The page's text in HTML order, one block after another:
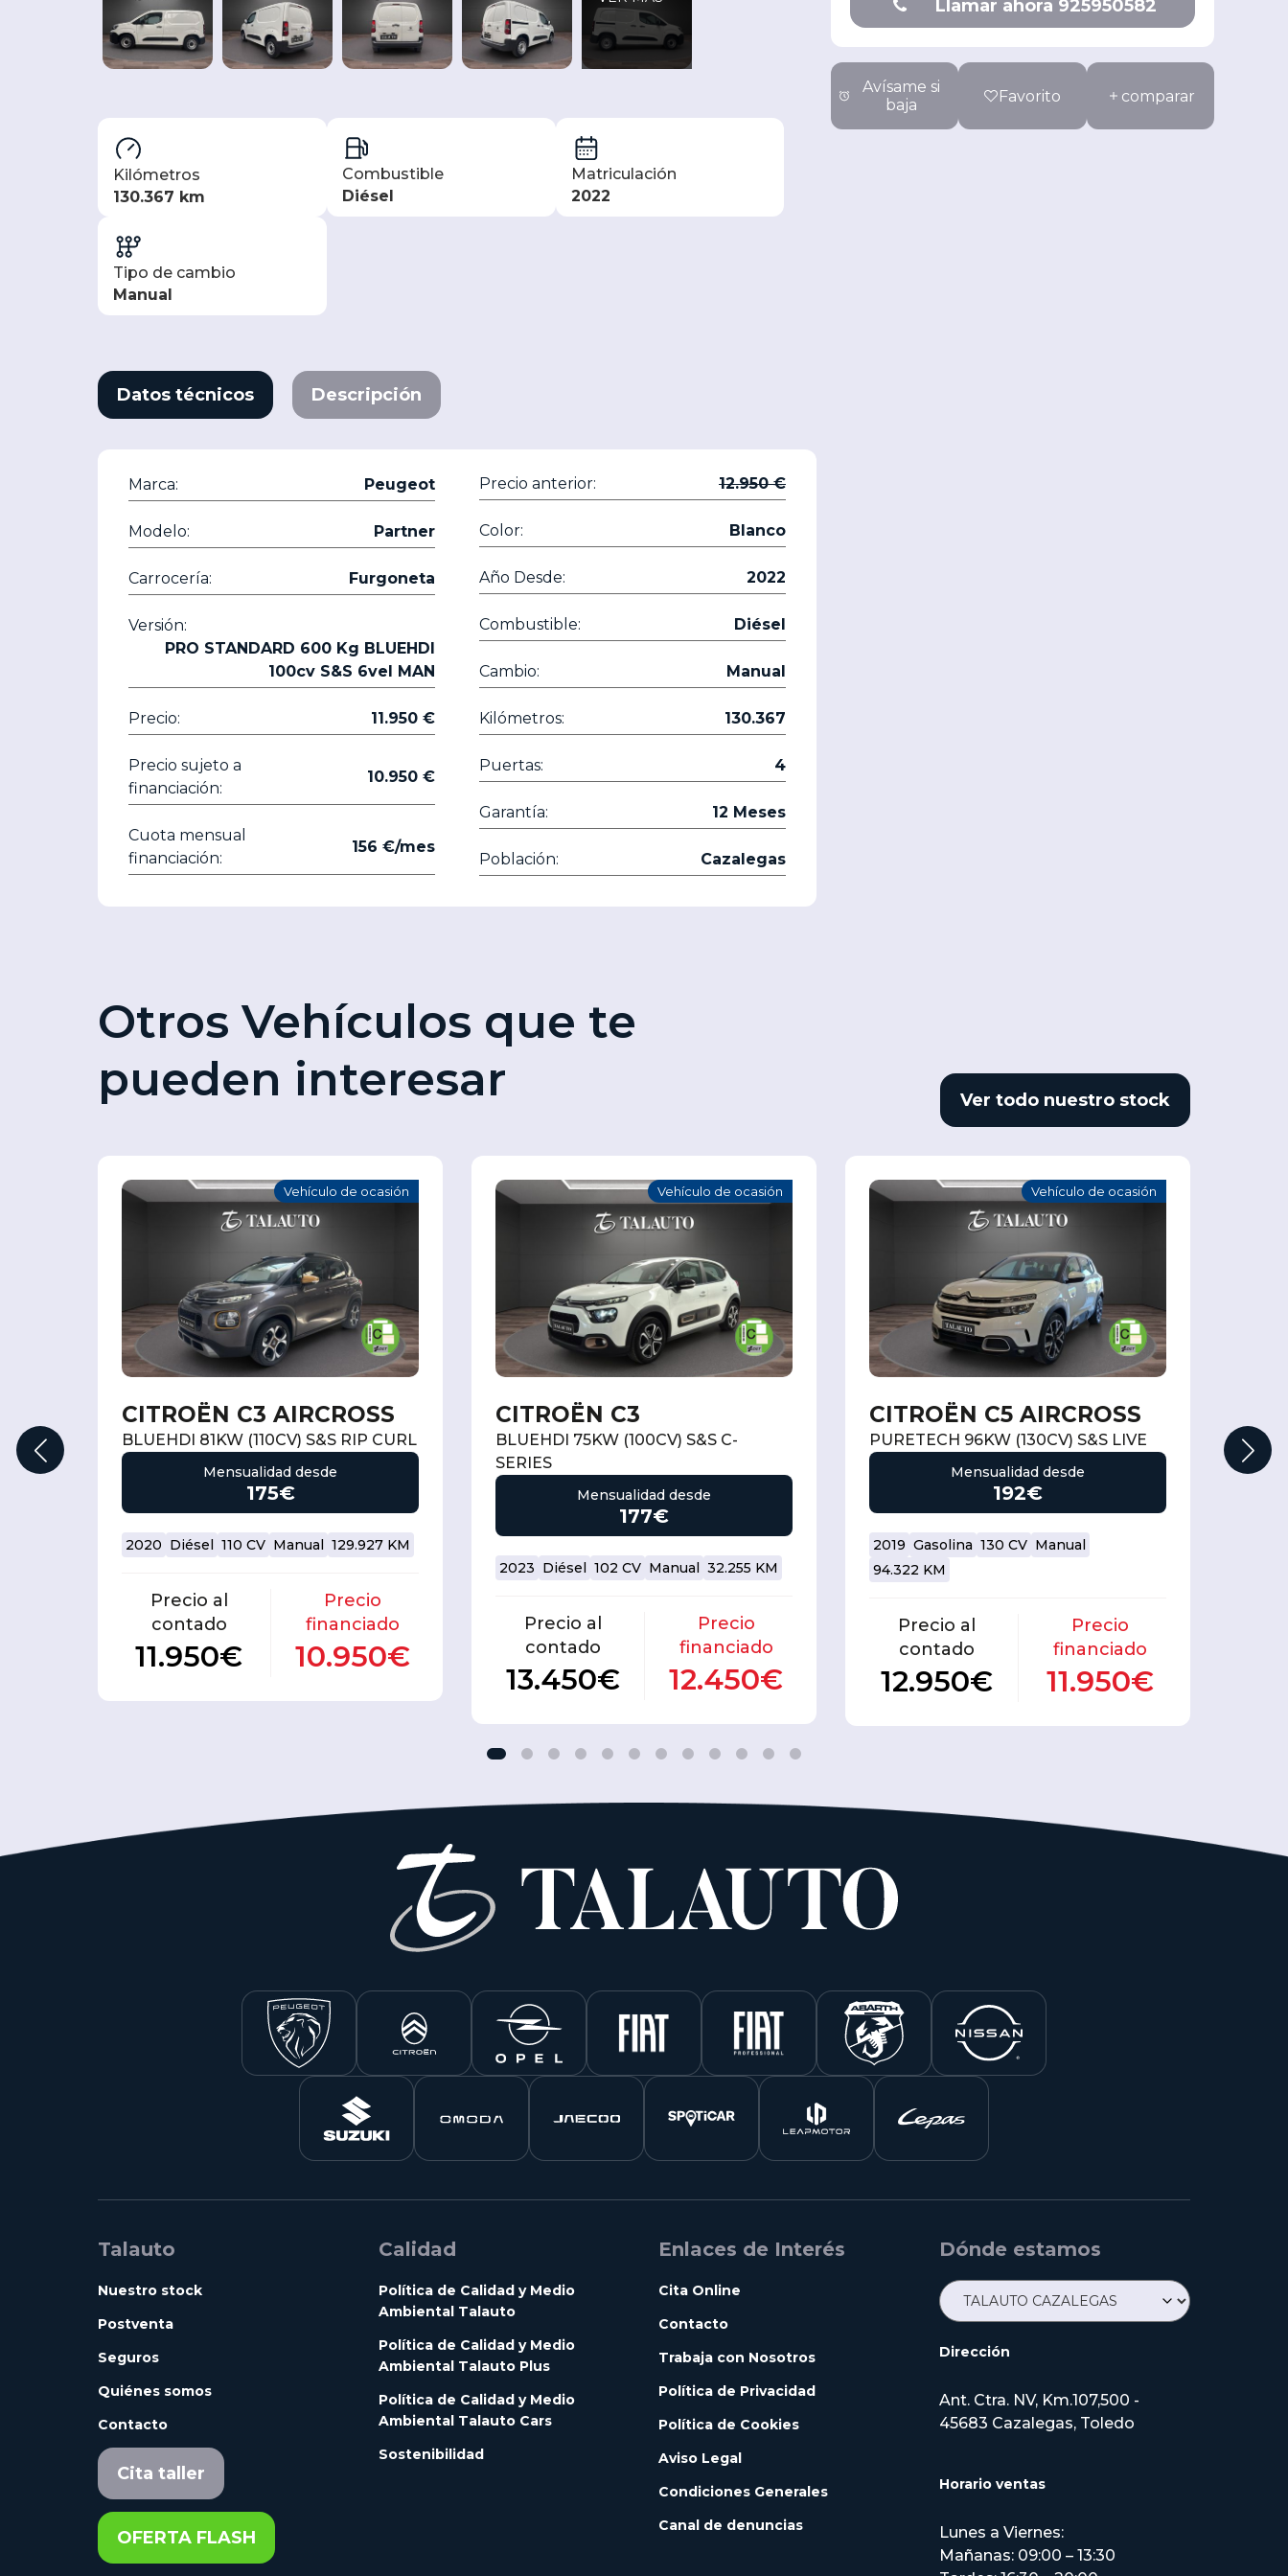
Kilómetros
130.367 km
Combustible
Diésel
Matriculación
2022
Tipo de cambio
Manual
Llamar ahora 925950582
Avísame si
baja
Favorito comparar
Datos técnicos Descripción
Marca: Peugeot
Modelo: Partner
Carrocería: Furgoneta
Versión:
PRO STANDARD 600 Kg BLUEHDI
100cv S&S 6vel MAN
Precio: 11.950 €
Precio sujeto a
financiación:
10.950 €
Cuota mensual
financiación:
156 €/mes
Precio anterior: 12.950 €
Color: Blanco
Año Desde: 2022
Combustible: Diésel
Cambio: Manual
Kilómetros: 130.367
Puertas: 4
Garantía: 12 Meses
Población: Cazalegas
Otros Vehículos que te
pueden interesar
Ver todo nuestro stock
Vehículo de ocasión
CITROËN C3 AIRCROSS
BLUEHDI 81KW (110CV) S&S RIP CURL
Mensualidad desde
175€
2020 Diésel 110 CV Manual 129.927 KM
Precio al
contado
11.950€
Precio
financiado
10.950€
Vehículo de ocasión
CITROËN C3
BLUEHDI 75KW (100CV) S&S C-
SERIES
Mensualidad desde
177€
2023 Diésel 102 CV Manual 32.255 KM
Precio al
contado
13.450€
Precio
financiado
12.450€
Vehículo de ocasión
CITROËN C5 AIRCROSS
PURETECH 96KW (130CV) S&S LIVE
Mensualidad desde
192€
2019 Gasolina 130 CV Manual
94.322 KM
Precio al
contado
12.950€
Precio
financiado
11.950€
Talauto
Nuestro stock
Postventa
Seguros
Quiénes somos
Contacto
Cita taller
OFERTA FLASH
Calidad
Política de Calidad y Medio
Ambiental Talauto
Política de Calidad y Medio
Ambiental Talauto Plus
Política de Calidad y Medio
Ambiental Talauto Cars
Sostenibilidad
Enlaces de Interés
Cita Online
Contacto
Trabaja con Nosotros
Política de Privacidad
Política de Cookies
Aviso Legal
Condiciones Generales
Canal de denuncias
Dónde estamos
Dirección
Ant. Ctra. NV, Km.107,500 -
45683 Cazalegas, Toledo
Horario ventas
Lunes a Viernes:
Mañanas: 09:00 – 13:30